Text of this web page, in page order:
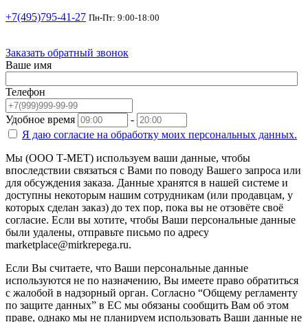
+7(495)795-41-27 Пн-Пт: 9:00-18:00
Заказать обратный звонок
Ваше имя
Телефон
Удобное время
-
Я даю согласие на обработку моих персональных данных.
Мы (ООО Т-МЕТ) используем ваши данные, чтобы
впоследствии связаться с Вами по поводу Вашего запроса или
для обсуждения заказа. Данные хранятся в нашей системе и
доступны некоторым нашим сотрудникам (или продавцам, у
которых сделан заказ) до тех пор, пока вы не отзовёте своё
согласие. Если вы хотите, чтобы Ваши персональные данные
были удалены, отправьте письмо по адресу
marketplace@mirkrepega.ru.
Если Вы считаете, что Ваши персональные данные
используются не по назначению, Вы имеете право обратиться
с жалобой в надзорный орган. Согласно “Общему регламенту
по защите данных” в ЕС мы обязаны сообщить Вам об этом
праве, однако мы не планируем использовать Ваши данные не